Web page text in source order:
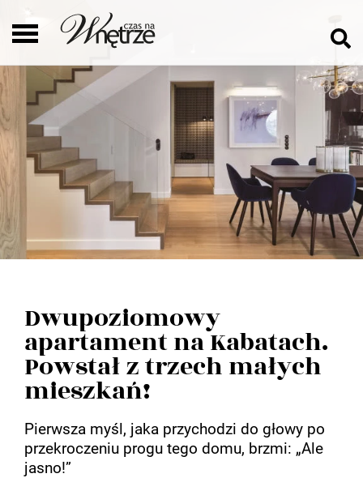
Dwupoziomowy
apartament na Kabatach.
Powstał z trzech małych
mieszkań!
Pierwsza myśl, jaka przychodzi do głowy po
przekroczeniu progu tego domu, brzmi: „Ale
jasno!”